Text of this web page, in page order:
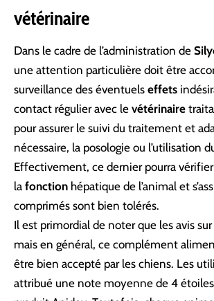
vétérinaire
Dans le cadre de l’administration de
une attention particulière doit être
surveillance des éventuels effets
contact régulier avec le vétérinaire
pour assurer le suivi du traitement et
nécessaire, la posologie ou l’utilisation
Effectivement, ce dernier pourra vérifier
la fonction hépatique de l’animal et
comprimés sont bien tolérés.
Il est primordial de noter que les avis
mais en général, ce complément
être bien accepté par les chiens. Les
attribué une note moyenne de 4 étoiles